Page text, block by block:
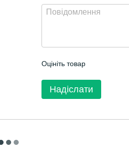
Оцініть товар
Надіслати